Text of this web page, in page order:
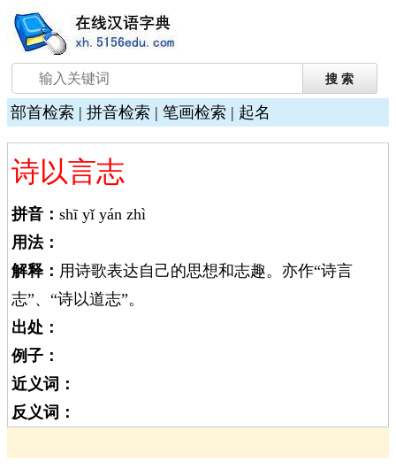
部首检索 | 拼音检索 | 笔画检索 | 起名
诗以言志
拼音： shī yǐ yán zhì
用法：
解释： 用诗歌表达自己的思想和志趣。亦作“诗言
志”、“诗以道志”。
出处：
例子：
近义词：
反义词：